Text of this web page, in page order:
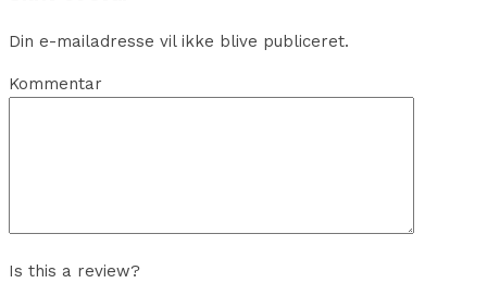
Din e-mailadresse vil ikke blive publiceret.
Kommentar
Is this a review?